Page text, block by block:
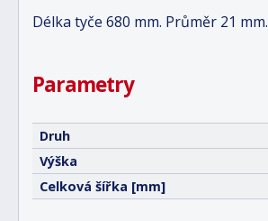
Délka tyče 680 mm. Průměr 21 mm.
Parametry
Druh
Výška
Celková šířka [mm]